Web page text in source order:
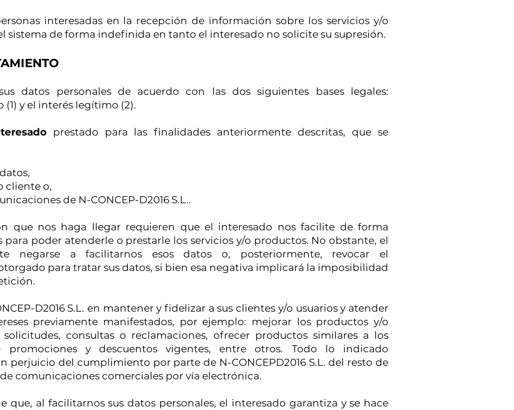
interesadas en la recepción de información sobre los servicios y/o
sistema de forma indefinida en tanto el interesado no solicite su supresión.
sus datos personales de acuerdo con las dos siguientes bases legales:
y el interés legítimo (2).
prestado para las finalidades anteriormente descritas, que se
cliente o,
de N-CONCEP-D2016 S.L..
que nos haga llegar requieren que el interesado nos facilite de forma
para poder atenderle o prestarle los servicios y/o productos. No obstante, el
negarse a facilitarnos esos datos o, posteriormente, revocar el
para tratar sus datos, si bien esa negativa implicará la imposibilidad
D2016 S.L. en mantener y fidelizar a sus clientes y/o usuarios y atender
previamente manifestados, por ejemplo: mejorar los productos y/o
consultas o reclamaciones, ofrecer productos similares a los
promociones y descuentos vigentes, entre otros. Todo lo indicado
perjuicio del cumplimiento por parte de N-CONCEPD2016 S.L. del resto de
comunicaciones comerciales por vía electrónica.
que, al facilitarnos sus datos personales, el interesado garantiza y se hace